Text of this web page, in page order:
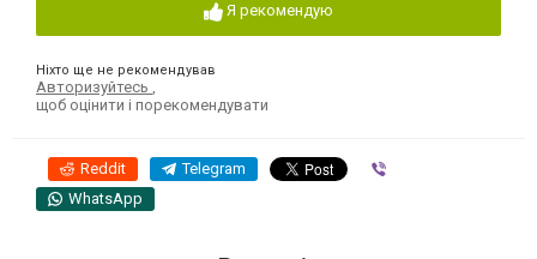
Я рекомендую
Ніхто ще не рекомендував
Авторизуйтесь
щоб оцінити і порекомендувати
Reddit Telegram
WhatsApp